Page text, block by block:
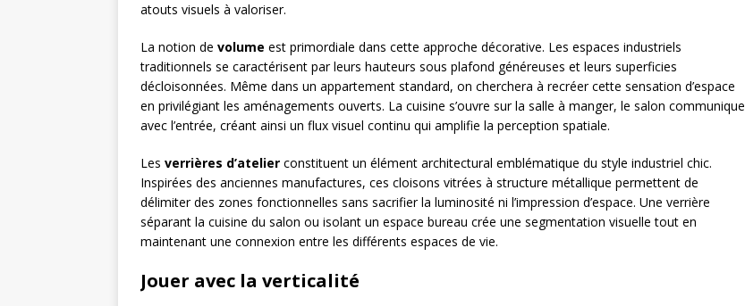
atouts visuels à valoriser.
La notion de volume est primordiale dans cette approche décorative. Les espaces industriels
traditionnels se caractérisent par leurs hauteurs sous plafond généreuses et leurs superficies
décloisonnées. Même dans un appartement standard, on cherchera à recréer cette sensation d’espace
en privilégiant les aménagements ouverts. La cuisine s’ouvre sur la salle à manger, le salon communique
avec l’entrée, créant ainsi un flux visuel continu qui amplifie la perception spatiale.
Les verrières d’atelier constituent un élément architectural emblématique du style industriel chic.
Inspirées des anciennes manufactures, ces cloisons vitrées à structure métallique permettent de
délimiter des zones fonctionnelles sans sacrifier la luminosité ni l’impression d’espace. Une verrière
séparant la cuisine du salon ou isolant un espace bureau crée une segmentation visuelle tout en
maintenant une connexion entre les différents espaces de vie.
Jouer avec la verticalité